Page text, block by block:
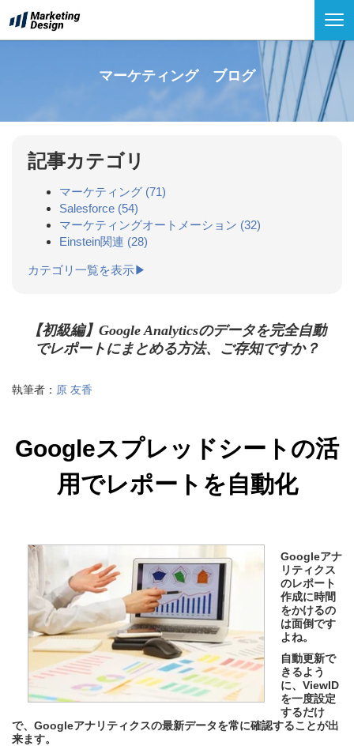
マーケティング ブログ
記事カテゴリ
マーケティング (71)
Salesforce (54)
マーケティングオートメーション (32)
Einstein関連 (28)
カテゴリ一覧を表示▶
【初級編】Google Analyticsのデータを完全自動
でレポートにまとめる方法、ご存知ですか？
執筆者： 原 友香
Googleスプレッドシートの活
用でレポートを自動化
Googleアナ
リティクス
のレポート
作成に時間
をかけるの
は面倒です
よね。
自動更新で
きるよう
に、ViewID
を一度設定
するだけ
で、Googleアナリティクスの最新データを常に確認することが出
来ます。